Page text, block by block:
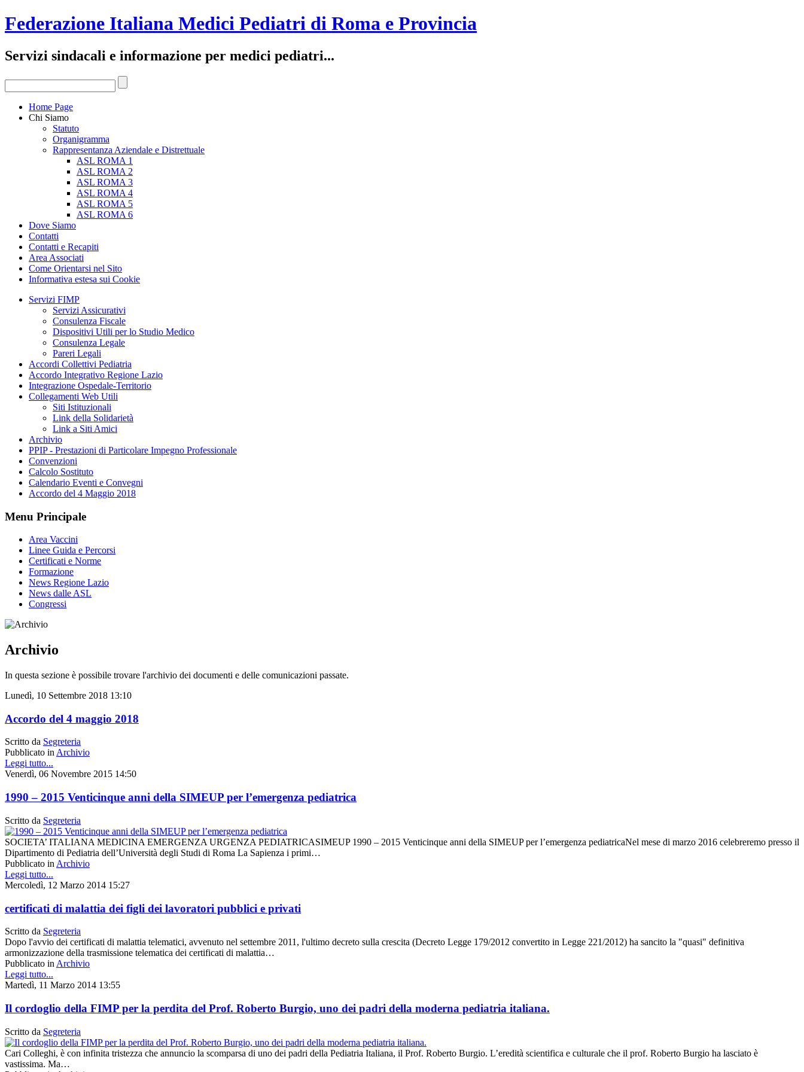
Federazione Italiana Medici Pediatri di Roma e Provincia
Servizi sindacali e informazione per medici pediatri...
Home Page
Chi Siamo
Statuto
Organigramma
Rappresentanza Aziendale e Distrettuale
ASL ROMA 1
ASL ROMA 2
ASL ROMA 3
ASL ROMA 4
ASL ROMA 5
ASL ROMA 6
Dove Siamo
Contatti
Contatti e Recapiti
Area Associati
Come Orientarsi nel Sito
Informativa estesa sui Cookie
Servizi FIMP
Servizi Assicurativi
Consulenza Fiscale
Dispositivi Utili per lo Studio Medico
Consulenza Legale
Pareri Legali
Accordi Collettivi Pediatria
Accordo Integrativo Regione Lazio
Integrazione Ospedale-Territorio
Collegamenti Web Utili
Siti Istituzionali
Link della Solidarietà
Link a Siti Amici
Archivio
PPIP - Prestazioni di Particolare Impegno Professionale
Convenzioni
Calcolo Sostituto
Calendario Eventi e Convegni
Accordo del 4 Maggio 2018
Menu Principale
Area Vaccini
Linee Guida e Percorsi
Certificati e Norme
Formazione
News Regione Lazio
News dalle ASL
Congressi
Archivio
In questa sezione è possibile trovare l'archivio dei documenti e delle comunicazioni passate.
Lunedì, 10 Settembre 2018 13:10
Accordo del 4 maggio 2018
Scritto da Segreteria
Pubblicato inArchivio
Leggi tutto...
Venerdì, 06 Novembre 2015 14:50
1990 – 2015 Venticinque anni della SIMEUP per l’emergenza pediatrica
Scritto da Segreteria
SOCIETA’ ITALIANA MEDICINA EMERGENZA URGENZA PEDIATRICASIMEUP 1990 – 2015 Venticinque anni della SIMEUP per l’emergenza pediatricaNel mese di marzo 2016 celebreremo presso il
Dipartimento di Pediatria dell’Università degli Studi di Roma La Sapienza i primi…
Pubblicato in Archivio
Leggi tutto...
Mercoledì, 12 Marzo 2014 15:27
certificati di malattia dei figli dei lavoratori pubblici e privati
Scritto da Segreteria
Dopo l'avvio dei certificati di malattia telematici, avvenuto nel settembre 2011, l'ultimo decreto sulla crescita (Decreto Legge 179/2012 convertito in Legge 221/2012) ha sancito la "quasi" definitiva
armonizzazione della trasmissione telematica dei certificati di malattia…
Pubblicato in Archivio
Leggi tutto...
Martedì, 11 Marzo 2014 13:55
Il cordoglio della FIMP per la perdita del Prof. Roberto Burgio, uno dei padri della moderna pediatria italiana.
Scritto da Segreteria
Cari Colleghi, è con infinita tristezza che annuncio la scomparsa di uno dei padri della Pediatria Italiana, il Prof. Roberto Burgio. L’eredità scientifica e culturale che il prof. Roberto Burgio ha lasciato è
vastissima. Ma…